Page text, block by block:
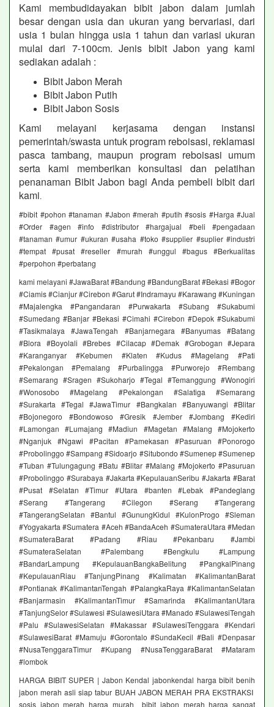
Kami membudidayakan bibit jabon dalam jumlah
besar dengan usia dan ukuran yang bervariasi, dari
usia 1 bulan hingga usia 1 tahun dan variasi ukuran
mulai dari 7-100cm. Jenis bibit Jabon yang kami
sediakan adalah :
Bibit Jabon Merah
Bibit Jabon Putih
Bibit Jabon Sosis
Kami melayani kerjasama dengan instansi
pemerintah/swasta untuk program reboisasi, reklamasi
pasca tambang, maupun program reboisasi umum
serta kami memberikan konsultasi dan pelatihan
penanaman Bibit Jabon bagi Anda pembeli bibit dari
kami.
#bibit #pohon #tanaman #Jabon #merah #putih #sosis #Harga #Jual
#Order #agen #info #distributor #hargajual #beli #pengadaan
#tanaman #umur #ukuran #usaha #toko #supplier #suplier #industri
#tempat #pusat #reseller #murah #unggul #bagus #Berkualitas
#perpohon #perbatang
kami melayani #JawaBarat #Bandung #BandungBarat #Bekasi #Bogor
#Ciamis #Cianjur #Cirebon #Garut #Indramayu #Karawang #Kuningan
#Majalengka #Pangandaran #Purwakarta #Subang #Sukabumi
#Sumedang #Banjar #Bekasi #Cimahi #Cirebon #Depok #Sukabumi
#Tasikmalaya #JawaTengah #Banjarnegara #Banyumas #Batang
#Blora #Boyolali #Brebes #Cilacap #Demak #Grobogan #Jepara
#Karanganyar #Kebumen #Klaten #Kudus #Magelang #Pati
#Pekalongan #Pemalang #Purbalingga #Purworejo #Rembang
#Semarang #Sragen #Sukoharjo #Tegal #Temanggung #Wonogiri
#Wonosobo #Magelang #Pekalongan #Salatiga #Semarang
#Surakarta #Tegal #JawaTimur #Bangkalan #Banyuwangi #Blitar
#Bojonegoro #Bondowoso #Gresik #Jember #Jombang #Kediri
#Lamongan #Lumajang #Madiun #Magetan #Malang #Mojokerto
#Nganjuk #Ngawi #Pacitan #Pamekasan #Pasuruan #Ponorogo
#Probolinggo #Sampang #Sidoarjo #Situbondo #Sumenep #Sumenep
#Tuban #Tulungagung #Batu #Blitar #Malang #Mojokerto #Pasuruan
#Probolinggo #Surabaya #Jakarta #KepulauanSeribu #Jakarta #Barat
#Pusat #Selatan #Timur #Utara #banten #Lebak #Pandeglang
#Serang #Tangerang #Cilegon #Serang #Tangerang
#TangerangSelatan #Bantul #GunungKidul #KulonProgo #Sleman
#Yogyakarta #Sumatera #Aceh #BandaAceh #SumateraUtara #Medan
#SumateraBarat #Padang #Riau #Pekanbaru #Jambi
#SumateraSelatan #Palembang #Bengkulu #Lampung
#BandarLampung #KepulauanBangkaBelitung #PangkalPinang
#KepulauanRiau #TanjungPinang #Kalimatan #KalimantanBarat
#Pontianak #KalimantanTengah #PalangkaRaya #KalimantanSelatan
#Banjarmasin #KalimantanTimur #Samarinda #KalimantanUtara
#TanjungSelor #Sulawesi #SulawesiUtara #Manado #SulawesiTengah
#Palu #SulawesiSelatan #Makassar #SulawesiTenggara #Kendari
#SulawesiBarat #Mamuju #Gorontalo #SundaKecil #Bali #Denpasar
#NusaTenggaraTimur #Kupang #NusaTenggaraBarat #Mataram
#lombok
HARGA BIBIT SUPER | Jabon Kendal jabonkendal harga bibit benih
jabon merah asli siap tabur BUAH JABON MERAH PRA EKSTRAKSI
sosis jabon merah harga murah bibit jabon merah harga sangat